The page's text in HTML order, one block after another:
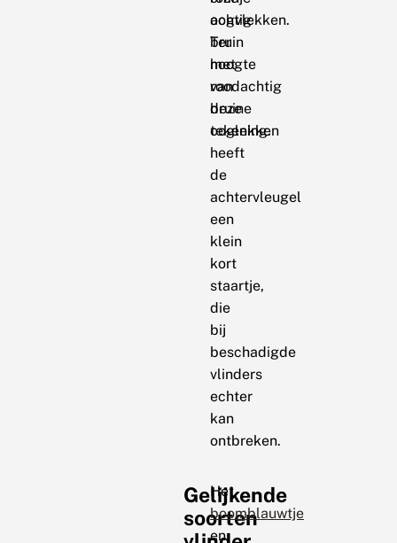
oogvlekken.
Ter
hoogte
van
deze
ooglekken
heeft
de
achtervleugel
een
klein
kort
staartje,
die
bij
beschadigde
vlinders
echter
kan
ontbreken.
achtig
bruin
met
roodachtig
bruine
tekening.
Gelijkende
soorten
Het
boomblauwtje
en